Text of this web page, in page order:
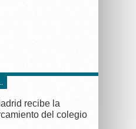
recibe la
del colegio